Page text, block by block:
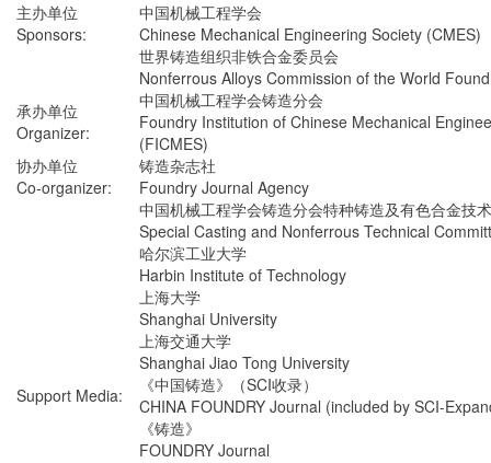
主办单位
Sponsors:
中国机械工程学会
Chinese Mechanical Engineering Society (CMES)
世界铸造组织非铁合金委员会
Nonferrous Alloys Commission of the World
承办单位
Organizer:
中国机械工程学会铸造分会
Foundry Institution of Chinese Mechanical
(FICMES)
协办单位
Co-organizer:
铸造杂志社
Foundry Journal Agency
中国机械工程学会铸造分会特种铸造及有色合金技
Special Casting and Nonferrous Technical
哈尔滨工业大学
Harbin Institute of Technology
上海大学
Shanghai University
上海交通大学
Shanghai Jiao Tong University
Support Media:
《中国铸造》（SCI收录）
CHINA FOUNDRY Journal (included by SCI-
《铸造》
FOUNDRY Journal